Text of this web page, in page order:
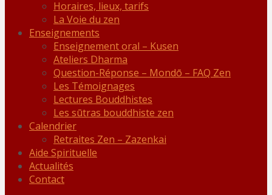
Horaires, lieux, tarifs
La Voie du zen
Enseignements
Enseignement oral – Kusen
Ateliers Dharma
Question-Réponse – Mondō – FAQ Zen
Les Témoignages
Lectures Bouddhistes
Les sūtras bouddhiste zen
Calendrier
Retraites Zen – Zazenkai
Aide Spirituelle
Actualités
Contact